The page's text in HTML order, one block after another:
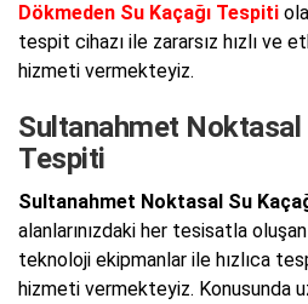
Dökmeden Su Kaçağı Tespiti
tespit cihazı ile zararsız hızlı ve
hizmeti vermekteyiz.
Sultanahmet Noktasal
Tespiti
Sultanahmet Noktasal Su
alanlarınızdaki her tesisatla
teknoloji ekipmanlar ile hızlıca
hizmeti vermekteyiz. Konusunda